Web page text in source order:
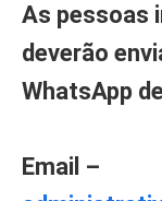
As pessoas
deverão
WhatsApp
Email –